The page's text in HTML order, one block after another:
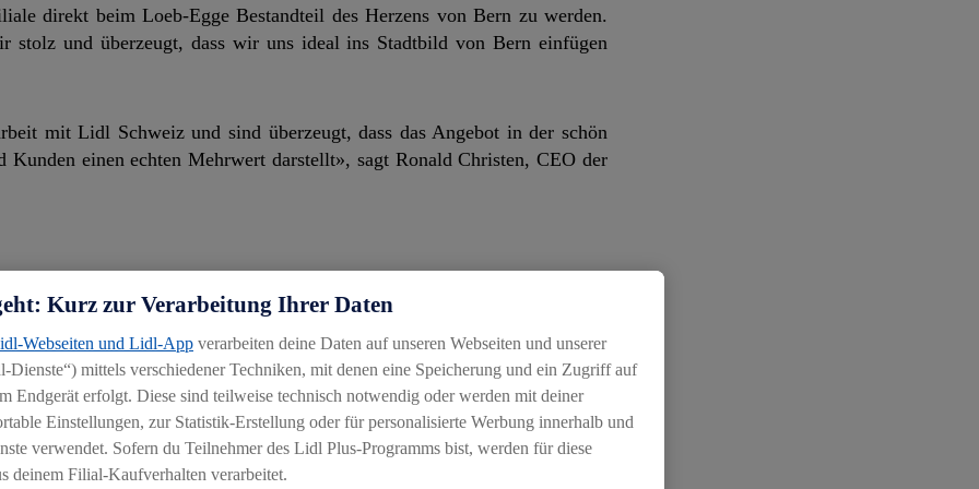
direkt beim Loeb-Egge Bestandteil des Herzens von Bern zu werden.
stolz und überzeugt, dass wir uns ideal ins Stadtbild von Bern einfügen
mit Lidl Schweiz und sind überzeugt, dass das Angebot in der schön
einen echten Mehrwert darstellt», sagt Ronald Christen, CEO der
rund CHF 5 Mio. investiert. In der Lidl-Filiale wurde die neuste Technik
mit modernsten LED-Lampen beleuchtet.
Das Ladenlayout wurde nach einem eigens für das Loeb-Warenhaus
des Warenhauses angepasst. Beim Bau wurden hochwertige und
Kurz zur Verarbeitung Ihrer Daten
Webseiten und Lidl-App verarbeiten deine Daten auf unseren Webseiten und unserer
Dienste“) mittels verschiedener Techniken, mit denen eine Speicherung und ein Zugriff auf
Endgerät erfolgt. Diese sind teilweise technisch notwendig oder werden mit deiner
Einstellungen, zur Statistik-Erstellung oder für personalisierte Werbung innerhalb und
verwendet. Sofern du Teilnehmer des Lidl Plus-Programms bist, werden für diese
deinem Filial-Kaufverhalten verarbeitet.